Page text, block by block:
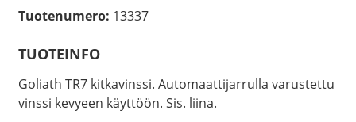
Tuotenumero: 13337
TUOTEINFO
Goliath TR7 kitkavinssi. Automaattijarrulla varustettu
vinssi kevyeen käyttöön. Sis. liina.